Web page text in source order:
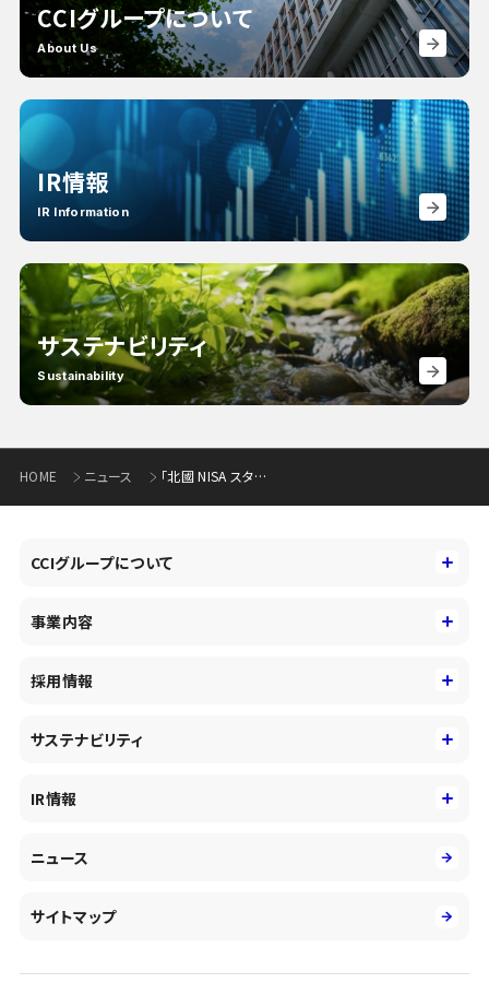
CCIグループについて
About Us
IR情報
IR Information
サステナビリティ
Sustainability
HOME ニュース 「北國 NISA スタートキャンペーン第２弾」の実施について
CCIグループについて
コーポレートアイデンティティ
会社概要・沿革
事業内容
コンサルティング&アドバイザリー
投資事業の拡大
DXとシステムモダナイゼーション
人的資本経営の取組み
採用情報
キャリア採用
障がい者採用
サステナビリティ
社会
IR情報
有価証券報告書／四半期報告書
統合報告書
ニュース
サイトマップ